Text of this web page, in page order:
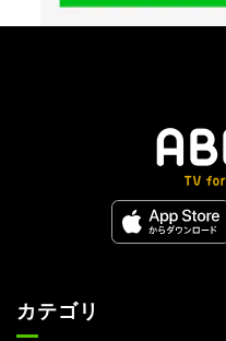
カテゴリ